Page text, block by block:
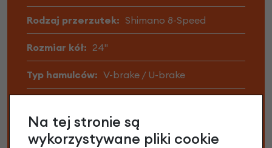
Rodzaj przerzutek: Shimano 8-Speed
Rozmiar kół: 24"
Typ hamulców: V-brake / U-brake
Waga: 8,8 kg
Na tej stronie są
wykorzystywane pliki cookie